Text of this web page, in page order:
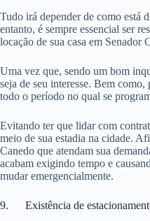
Tudo irá depender de como está
entanto, é sempre essencial ser
locação de sua casa em Senador
Uma vez que, sendo um bom
seja de seu interesse. Bem
todo o período no qual se
Evitando ter que lidar com
meio de sua estadia na cidade.
Canedo que atendam sua
acabam exigindo tempo e
mudar emergencialmente.
9. Existência de